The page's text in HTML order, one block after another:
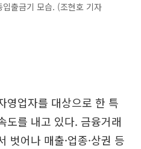
출금기 모습. (조현호 기자
영업자를 대상으로 한 특
도를 내고 있다. 금융거래
벗어나 매출·업종·상권 등